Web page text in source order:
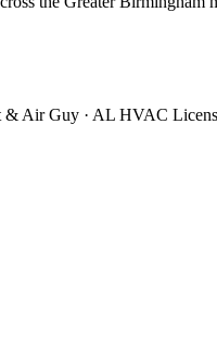
Air Guy · AL HVAC